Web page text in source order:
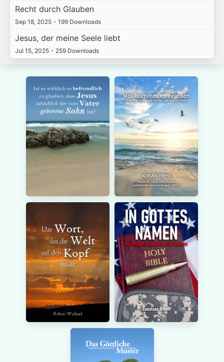
Recht durch Glauben
Sep 18, 2025 • 199 Downloads
Jesus, der meine Seele liebt
Jul 15, 2025 • 259 Downloads